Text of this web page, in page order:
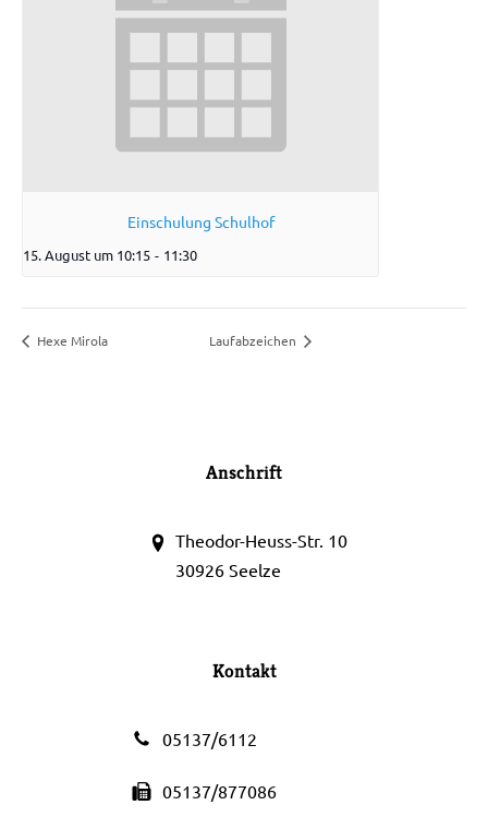
Einschulung Schulhof
15. August um 10:15 - 11:30
Hexe Mirola Laufabzeichen
Anschrift
Theodor-Heuss-Str. 10
30926 Seelze
Kontakt
05137/6112
05137/877086